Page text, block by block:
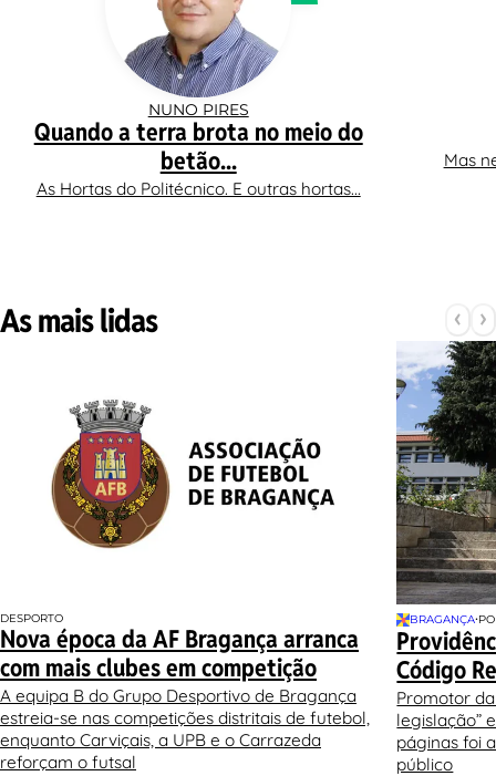
NUNO PIRES
Quando a terra brota no meio do
betão...
As Hortas do Politécnico. E outras hortas...
Mas
As mais lidas ‹ ›
DESPORTO
Nova época da AF Bragança arranca
com mais clubes em competição
A equipa B do Grupo Desportivo de Bragança
estreia-se nas competições distritais de futebol,
enquanto Carviçais, a UPB e o Carrazeda
reforçam o futsal
BRAGANÇA•
Código
Promotor
legislação”
páginas foi
público